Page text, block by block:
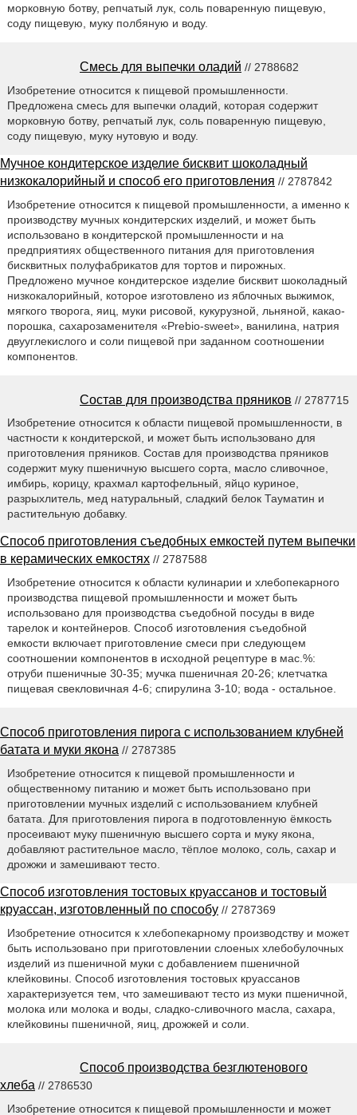
морковную ботву, репчатый лук, соль поваренную пищевую,
соду пищевую, муку полбяную и воду.
Смесь для выпечки оладий // 2788682
Изобретение относится к пищевой промышленности.
Предложена смесь для выпечки оладий, которая содержит
морковную ботву, репчатый лук, соль поваренную пищевую,
соду пищевую, муку нутовую и воду.
Мучное кондитерское изделие бисквит шоколадный
низкокалорийный и способ его приготовления // 2787842
Изобретение относится к пищевой промышленности, а именно к
производству мучных кондитерских изделий, и может быть
использовано в кондитерской промышленности и на
предприятиях общественного питания для приготовления
бисквитных полуфабрикатов для тортов и пирожных.
Предложено мучное кондитерское изделие бисквит шоколадный
низкокалорийный, которое изготовлено из яблочных выжимок,
мягкого творога, яиц, муки рисовой, кукурузной, льняной, какао-
порошка, сахарозаменителя «Prebio-sweet», ванилина, натрия
двууглекислого и соли пищевой при заданном соотношении
компонентов.
Состав для производства пряников // 2787715
Изобретение относится к области пищевой промышленности, в
частности к кондитерской, и может быть использовано для
приготовления пряников. Состав для производства пряников
содержит муку пшеничную высшего сорта, масло сливочное,
имбирь, корицу, крахмал картофельный, яйцо куриное,
разрыхлитель, мед натуральный, сладкий белок Тауматин и
растительную добавку.
Способ приготовления съедобных емкостей путем выпечки
в керамических емкостях // 2787588
Изобретение относится к области кулинарии и хлебопекарного
производства пищевой промышленности и может быть
использовано для производства съедобной посуды в виде
тарелок и контейнеров. Способ изготовления съедобной
емкости включает приготовление смеси при следующем
соотношении компонентов в исходной рецептуре в мас.%:
отруби пшеничные 30-35; мучка пшеничная 20-26; клетчатка
пищевая свекловичная 4-6; спирулина 3-10; вода - остальное.
Способ приготовления пирога с использованием клубней
батата и муки якона // 2787385
Изобретение относится к пищевой промышленности и
общественному питанию и может быть использовано при
приготовлении мучных изделий с использованием клубней
батата. Для приготовления пирога в подготовленную ёмкость
просеивают муку пшеничную высшего сорта и муку якона,
добавляют растительное масло, тёплое молоко, соль, сахар и
дрожжи и замешивают тесто.
Способ изготовления тостовых круассанов и тостовый
круассан, изготовленный по способу // 2787369
Изобретение относится к хлебопекарному производству и может
быть использовано при приготовлении слоеных хлебобулочных
изделий из пшеничной муки с добавлением пшеничной
клейковины. Способ изготовления тостовых круассанов
характеризуется тем, что замешивают тесто из муки пшеничной,
молока или молока и воды, сладко-сливочного масла, сахара,
клейковины пшеничной, яиц, дрожжей и соли.
Способ производства безглютенового
хлеба // 2786530
Изобретение относится к пищевой промышленности и может